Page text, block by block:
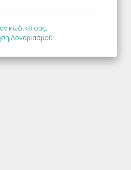
κωδικό σας;
Λογαριασμού